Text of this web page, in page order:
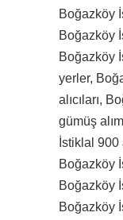
Boğazköy
Boğazköy
Boğazköy
yerler,
alıcıları,
gümüş
İstiklal 900
Boğazköy
Boğazköy
Boğazköy